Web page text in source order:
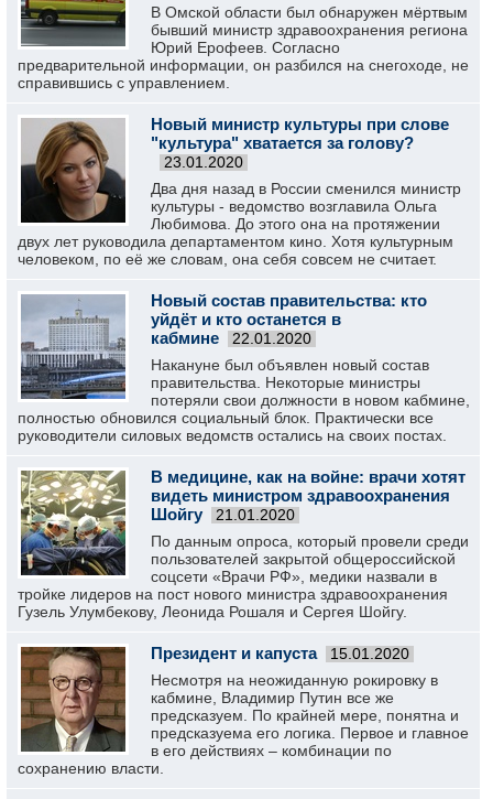
В Омской области был обнаружен мёртвым
бывший министр здравоохранения региона
Юрий Ерофеев. Согласно
предварительной информации, он разбился на снегоходе, не
справившись с управлением.
Новый министр культуры при слове
"культура" хватается за голову?
23.01.2020
Два дня назад в России сменился министр
культуры - ведомство возглавила Ольга
Любимова. До этого она на протяжении
двух лет руководила департаментом кино. Хотя культурным
человеком, по её же словам, она себя совсем не считает.
Новый состав правительства: кто
уйдёт и кто останется в
кабмине
22.01.2020
Накануне был объявлен новый состав
правительства. Некоторые министры
потеряли свои должности в новом кабмине,
полностью обновился социальный блок. Практически все
руководители силовых ведомств остались на своих постах.
В медицине, как на войне: врачи хотят
видеть министром здравоохранения
Шойгу
21.01.2020
По данным опроса, который провели среди
пользователей закрытой общероссийской
соцсети «Врачи РФ», медики назвали в
тройке лидеров на пост нового министра здравоохранения
Гузель Улумбекову, Леонида Рошаля и Сергея Шойгу.
Президент и капуста 15.01.2020
Несмотря на неожиданную рокировку в
кабмине, Владимир Путин все же
предсказуем. По крайней мере, понятна и
предсказуема его логика. Первое и главное
в его действиях – комбинации по
сохранению власти.